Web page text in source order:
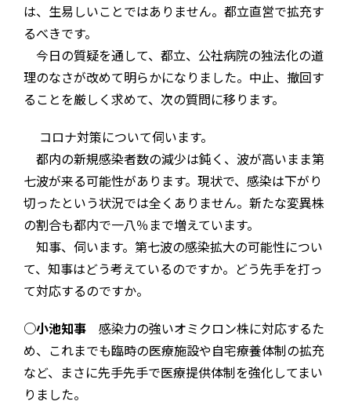
は、生易しいことではありません。都立直営で拡充す
るべきです。
今日の質疑を通して、都立、公社病院の独法化の道
理のなさが改めて明らかになりました。中止、撤回す
ることを厳しく求めて、次の質問に移ります。
コロナ対策について伺います。
都内の新規感染者数の減少は鈍く、波が高いまま第
七波が来る可能性があります。現状で、感染は下がり
切ったという状況では全くありません。新たな変異株
の割合も都内で一八％まで増えています。
知事、伺います。第七波の感染拡大の可能性につい
て、知事はどう考えているのですか。どう先手を打っ
て対応するのですか。
○小池知事 感染力の強いオミクロン株に対応するた
め、これまでも臨時の医療施設や自宅療養体制の拡充
など、まさに先手先手で医療提供体制を強化してまい
りました。